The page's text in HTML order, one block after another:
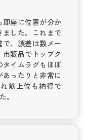
即座に位置が分か
ました。これまで
で、誤差は数メー
市販品でトップク
タイムラグもほぼ
ったりと非常に
筋上位も納得で
。